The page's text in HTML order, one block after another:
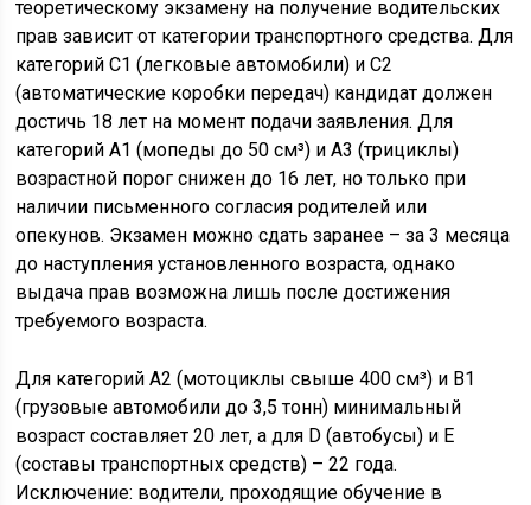
теоретическому экзамену на получение водительских
прав зависит от категории транспортного средства. Для
категорий C1 (легковые автомобили) и C2
(автоматические коробки передач) кандидат должен
достичь 18 лет на момент подачи заявления. Для
категорий A1 (мопеды до 50 см³) и A3 (трициклы)
возрастной порог снижен до 16 лет, но только при
наличии письменного согласия родителей или
опекунов. Экзамен можно сдать заранее – за 3 месяца
до наступления установленного возраста, однако
выдача прав возможна лишь после достижения
требуемого возраста.
Для категорий A2 (мотоциклы свыше 400 см³) и B1
(грузовые автомобили до 3,5 тонн) минимальный
возраст составляет 20 лет, а для D (автобусы) и E
(составы транспортных средств) – 22 года.
Исключение: водители, проходящие обучение в